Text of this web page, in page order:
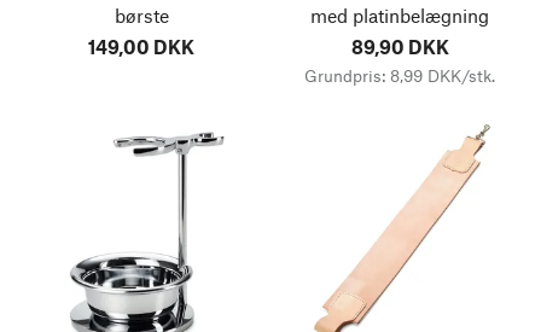
børste
149,00 DKK
med platinbelægning
89,90 DKK
Grundpris: 8,99 DKK/stk.